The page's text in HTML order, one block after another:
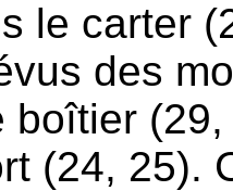
le carter
des
boîtier
(24, 25).